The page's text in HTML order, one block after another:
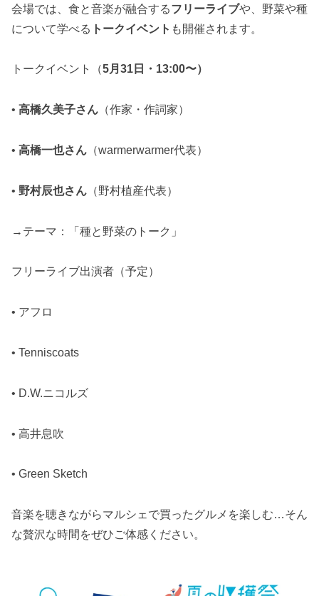
会場では、食と音楽が融合するフリーライブや、野菜や種
について学べる トークイベント も開催されます。
トークイベント（5月31日・13:00〜）
• 高橋久美子さん （作家・作詞家）
• 高橋一也さん （warmerwarmer代表）
• 野村辰也さん （野村植産代表）
→テーマ：「種と野菜のトーク」
フリーライブ出演者（予定）
• アフロ
• Tenniscoats
• D.W.ニコルズ
• 高井息吹
• Green Sketch
音楽を聴きながらマルシェで買ったグルメを楽しむ…そん
な贅沢な時間をぜひご体感ください。